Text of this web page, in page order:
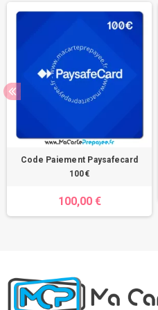
Code Paiement Paysafecard
100€
100,00 €